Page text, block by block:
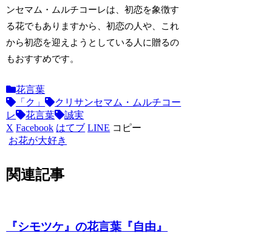
ンセマム・ムルチコーレは、初恋を象徴す
る花でもありますから、初恋の人や、これ
から初恋を迎えようとしている人に贈るの
もおすすめです。
花言葉
「ク」
クリサンセマム・ムルチコー
レ
花言葉
誠実
X Facebook はてブ LINE コピー
お花が大好き
関連記事
『シモツケ』の花言葉『自由』